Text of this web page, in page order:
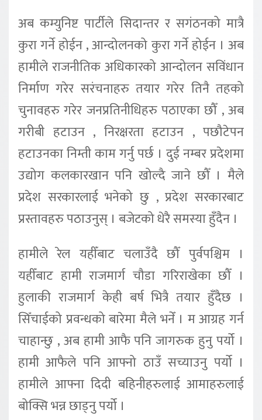
अब कम्युनिष्ट पार्टीले सिदान्तर र सगंठनको मात्रै
कुरा गर्ने होईन , आन्दोलनको कुरा गर्ने होईन । अब
हामीले राजनीतिक अधिकारको आन्दोलन सविंधान
निर्माण गरेर सरंचनाहरु तयार गरेर तिनै तहको
चुनावहरु गरेर जनप्रतिनीधिहरु पठाएका छौँ , अब
गरीबी हटाउन , निरक्षरता हटाउन , पछौटेपन
हटाउनका निम्ती काम गर्नु पर्छ । दुई नम्बर प्रदेशमा
उद्योग कलकारखान पनि खोल्दै जाने छौँ । मैले
प्रदेश सरकारलाई भनेको छु , प्रदेश सरकारबाट
प्रस्तावहरु पठाउनुस् । बजेटको धेरै समस्या हुँदैन ।
हामीले रेल यहीँबाट चलाउँदै छौँ पुर्वपश्चिम ।
यहीँबाट हामी राजमार्ग चौडा गरिराखेका छौँ ।
हुलाकी राजमार्ग केही बर्ष भित्रै तयार हुँदैछ ।
सिँचाईको प्रवन्धको बारेमा मैले भनेँ । म आग्रह गर्न
चाहान्छु , अब हामी आफै पनि जागरुक हुनु पर्यो ।
हामी आफैले पनि आफ्नो ठाउँ सच्याउनु पर्यो ।
हामीले आफ्ना दिदी बहिनीहरुलाई आमाहरुलाई
बोक्सि भन्न छाड्नु पर्यो ।